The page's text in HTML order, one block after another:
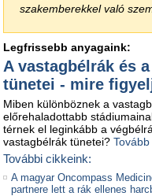
szakemberekkel való
Legfrissebb anyagaink:
A vastagbélrák és
tünetei - mire
Miben különböznek a
előrehaladottabb
térnek el leginkább a
vastagbélrák tünetei? Tovább
További cikkeink:
A magyar Oncompass
partnere lett a rák ellenes